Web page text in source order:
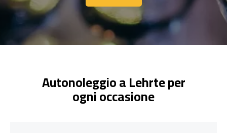
Contattaci
Autonoleggio a Lehrte per
ogni occasione